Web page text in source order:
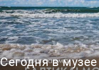
Сегодня в музее